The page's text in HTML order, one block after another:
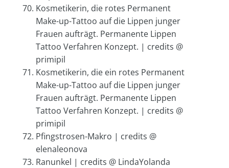
Kosmetikerin, die rotes Permanent
Make-up-Tattoo auf die Lippen junger
Frauen aufträgt. Permanente Lippen
Tattoo Verfahren Konzept. | credits @
primipil
Kosmetikerin, die ein rotes Permanent
Make-up-Tattoo auf die Lippen junger
Frauen aufträgt. Permanente Lippen
Tattoo Verfahren Konzept. | credits @
primipil
Pfingstrosen-Makro | credits @
elenaleonova
Ranunkel | credits @ LindaYolanda